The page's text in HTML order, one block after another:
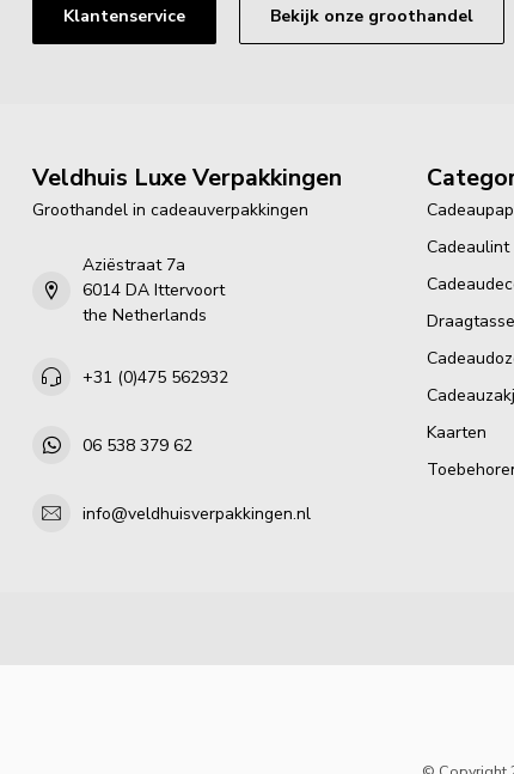
Klantenservice Bekijk onze groothandel
Veldhuis Luxe Verpakkingen
Groothandel in cadeauverpakkingen
Aziëstraat 7a
6014 DA Ittervoort
the Netherlands
+31 (0)475 562932
06 538 379 62
info@veldhuisverpakkingen.nl
Cadeaulint
Kaarten